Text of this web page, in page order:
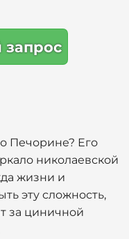
запрос
Печорине? Его
николаевской
жизни и
эту сложность,
за циничной